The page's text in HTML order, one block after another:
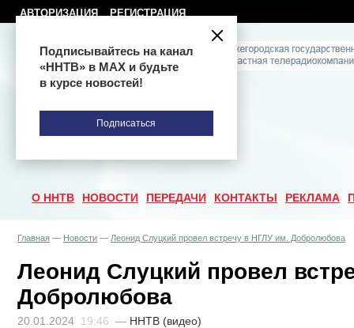
АВТОРИЗАЦИЯ РЕГИСТРАЦИЯ
О ННТВ НОВОСТИ ПЕРЕДАЧИ КОНТАКТЫ РЕКЛАМА
Главная — Новости — Леонид Слуцкий провел встречу в НГЛУ им. Добролюбова
Леонид Слуцкий провел
Добролюбова
20.01.2024 19:46 — ННТВ (видео)
Подписывайтесь на канал
«ННТВ» в МАХ и будьте
в курсе новостей!
Подписаться